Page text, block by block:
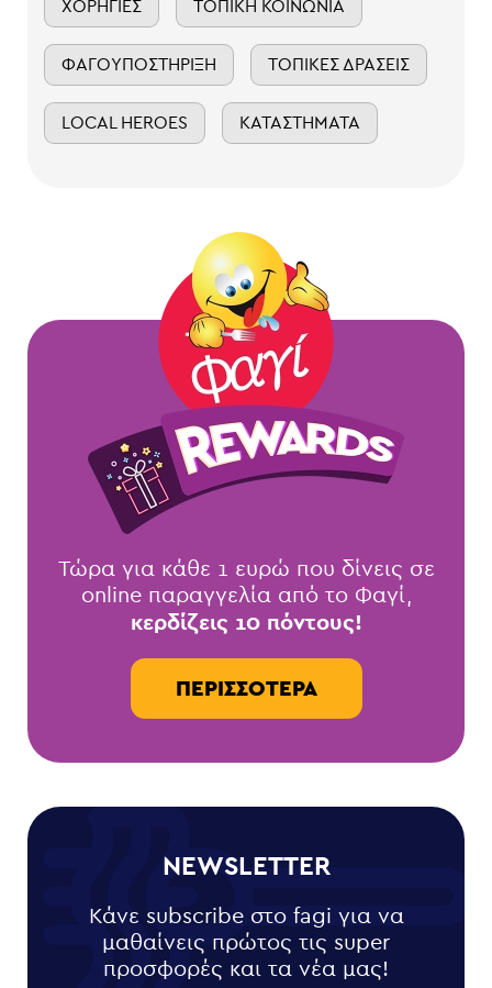
ΧΟΡΗΓΊΕΣ ΤΟΠΙΚΉ ΚΟΙΝΩΝΊΑ
ΦΑΓΟΥΠΟΣΤΉΡΙΞΗ ΤΟΠΙΚΈΣ ΔΡΆΣΕΙΣ
LOCAL HEROES ΚΑΤΑΣΤΉΜΑΤΑ
Τώρα για κάθε 1 ευρώ που δίνεις σε
online παραγγελία από το Φαγί,
κερδίζεις 10 πόντους!
ΠΕΡΙΣΣΌΤΕΡΑ
NEWSLETTER
Κάνε subscribe στο fagi για να
μαθαίνεις πρώτος τις super
προσφορές και τα νέα μας!